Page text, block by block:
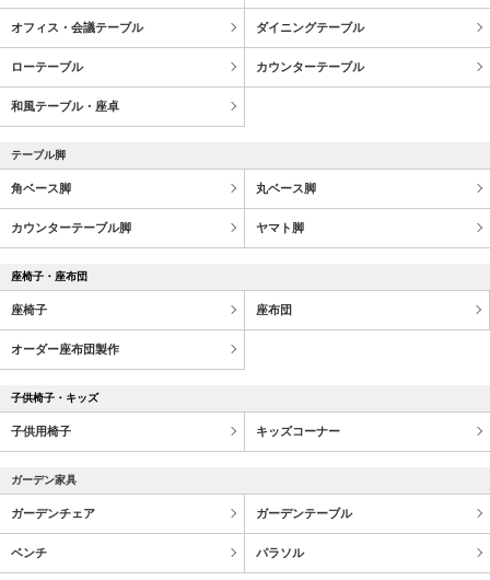
オフィス・会議テーブル ダイニングテーブル
ローテーブル カウンターテーブル
和風テーブル・座卓
テーブル脚
角ベース脚 丸ベース脚
カウンターテーブル脚 ヤマト脚
座椅子・座布団
座椅子 座布団
オーダー座布団製作
子供椅子・キッズ
子供用椅子 キッズコーナー
ガーデン家具
ガーデンチェア ガーデンテーブル
ベンチ パラソル